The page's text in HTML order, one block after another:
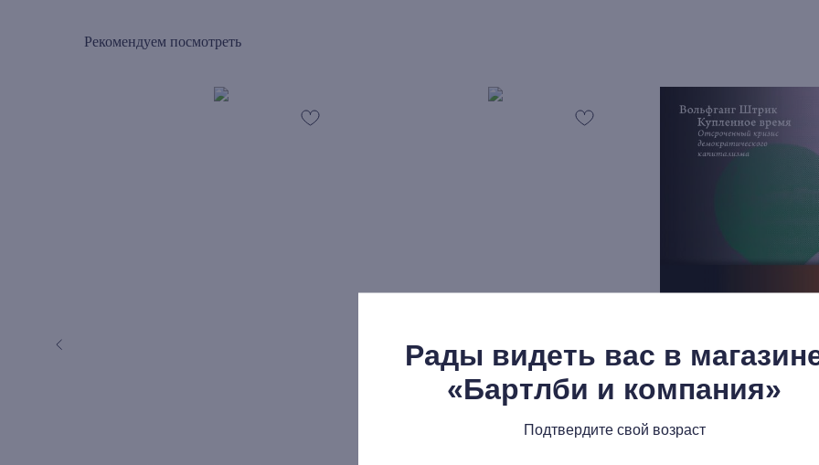
Рады видеть вас в
«Бартлби и компания»
Подтвердите свой возраст
Рекомендуем посмотреть